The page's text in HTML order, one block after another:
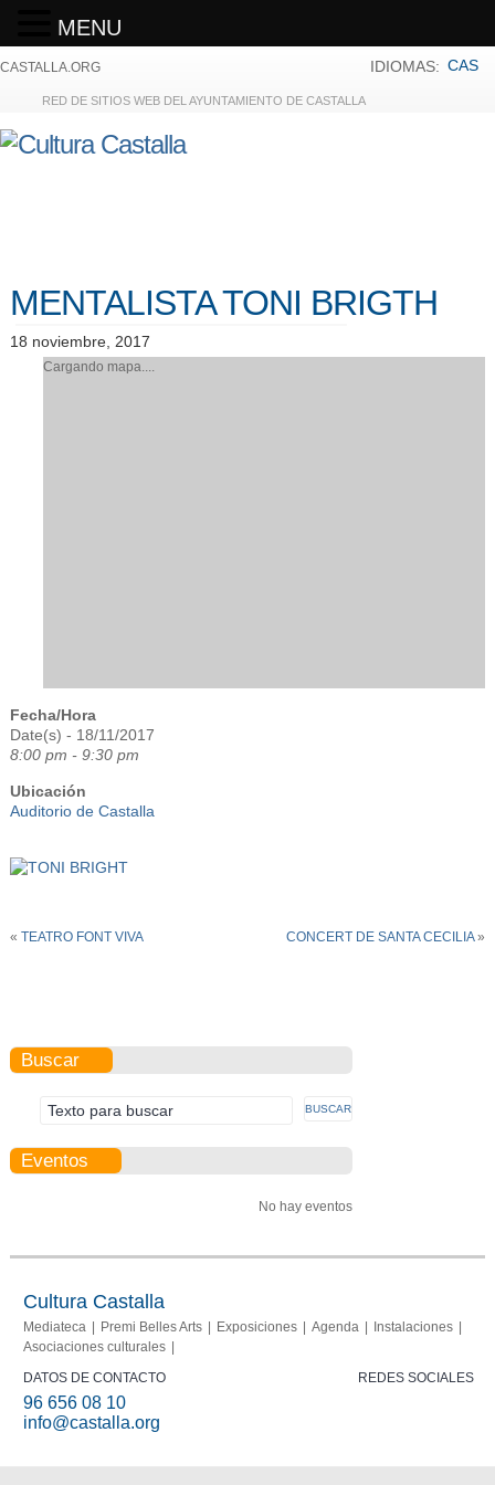
CASTALLA.ORG
RED DE SITIOS WEB DEL AYUNTAMIENTO DE CASTALLA
IDIOMAS: CAS
MENTALISTA TONI BRIGTH
18 noviembre, 2017
Cargando mapa....
Fecha/Hora
Date(s) - 18/11/2017
8:00 pm - 9:30 pm
Ubicación
Auditorio de Castalla
« TEATRO FONT VIVA CONCERT DE SANTA CECILIA»
Buscar
Eventos
No hay eventos
Cultura Castalla
Mediateca Premi Belles Arts Exposiciones Agenda
Instalaciones
Asociaciones culturales
DATOS DE CONTACTO
96 656 08 10
info@castalla.org
REDES SOCIALES
MENU